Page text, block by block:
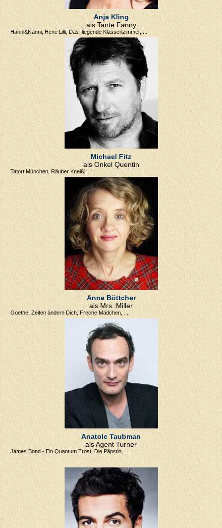
Anja Kling
als Tante Fanny
Hanni&Nanni, Hexe Lilli, Das fliegende Klassenzimmer, ...
Michael Fitz
als Onkel Quentin
Tatort München, Räuber Kneißl, ...
Anna Böttcher
als Mrs. Miller
Goethe, Zeiten ändern Dich, Freche Mädchen, ...
Anatole Taubman
als Agent Turner
James Bond - Ein Quantum Trost, Die Päpstin, ...